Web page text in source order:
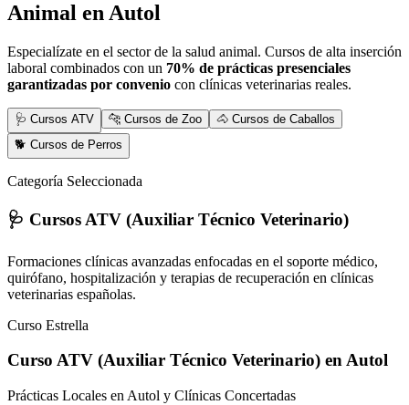
Animal en Autol
Especialízate en el sector de la salud animal. Cursos de alta inserción
laboral combinados con un 70% de prácticas presenciales
garantizadas por convenio con clínicas veterinarias reales.
🩺 Cursos ATV 🐆 Cursos de Zoo
🐴 Cursos de Caballos
🐕 Cursos de Perros
Categoría Seleccionada
🩺 Cursos ATV (Auxiliar Técnico Veterinario)
Formaciones clínicas avanzadas enfocadas en el soporte médico,
quirófano, hospitalización y terapias de recuperación en clínicas
veterinarias españolas.
Curso Estrella
Curso ATV (Auxiliar Técnico Veterinario) en Autol
Prácticas Locales en Autol y Clínicas Concertadas